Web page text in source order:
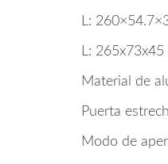
L:
L:
Material de
Puerta
Modo de